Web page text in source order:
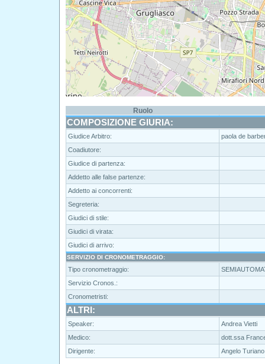
Ruolo
COMPOSIZIONE GIURIA:
Giudice Arbitro:
paola de
Coadiutore:
Giudice di partenza:
Addetto alle false partenze:
Addetto ai concorrenti:
Segreteria:
Giudici di stile:
Giudici di virata:
Giudici di arrivo:
SERVIZIO DI CRONOMETRAGGIO:
Tipo cronometraggio:
Servizio Cronos.:
Cronometristi:
ALTRI:
Speaker:
Andrea Vietti
Medico:
dott.ssa
Dirigente:
Angelo